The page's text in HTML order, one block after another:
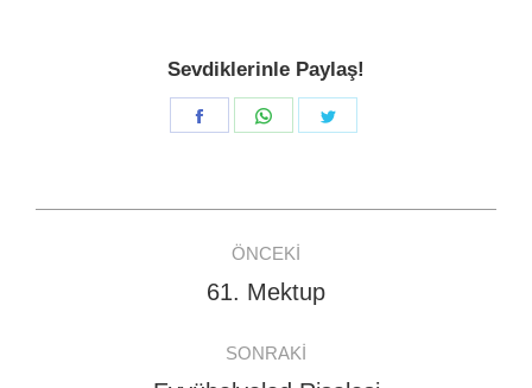
Sevdiklerinle Paylaş!
Share
Share
navigation
ÖNCEKI
Previous
61. Mektup
SONRAKI